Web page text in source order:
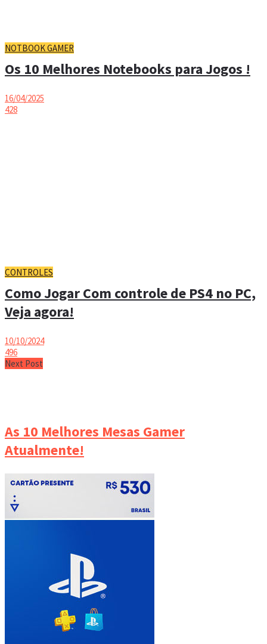
NOTBOOK GAMER
Os 10 Melhores Notebooks para Jogos !
16/04/2025
428
CONTROLES
Como Jogar Com controle de PS4 no PC,
Veja agora!
10/10/2024
496
Next Post
As 10 Melhores Mesas Gamer
Atualmente!